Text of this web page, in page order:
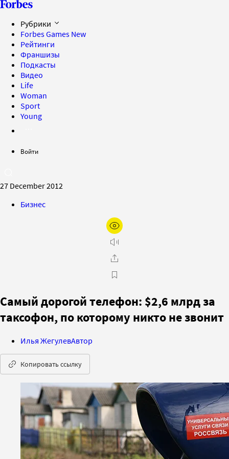
Рубрики
Forbes Games New
Рейтинги
Франшизы
Подкасты
Видео
Life
Woman
Sport
Young
Войти
27 December 2012
Бизнес
Самый дорогой телефон: $2,6 млрд за
таксофон, по которому никто не звонит
Илья ЖегулевАвтор
Копировать ссылку